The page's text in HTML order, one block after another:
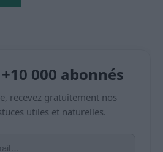
000 abonnés
recevez gratuitement nos
utiles et naturelles.